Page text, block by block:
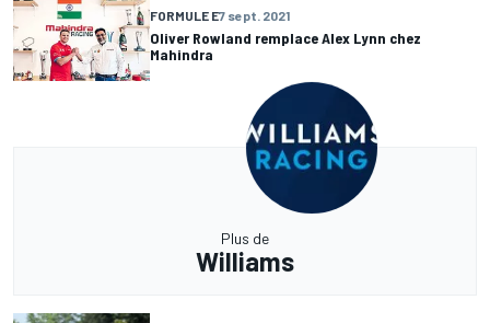
FORMULE E7 sept. 2021
Oliver Rowland remplace Alex Lynn chez
Mahindra
Plus de
Williams